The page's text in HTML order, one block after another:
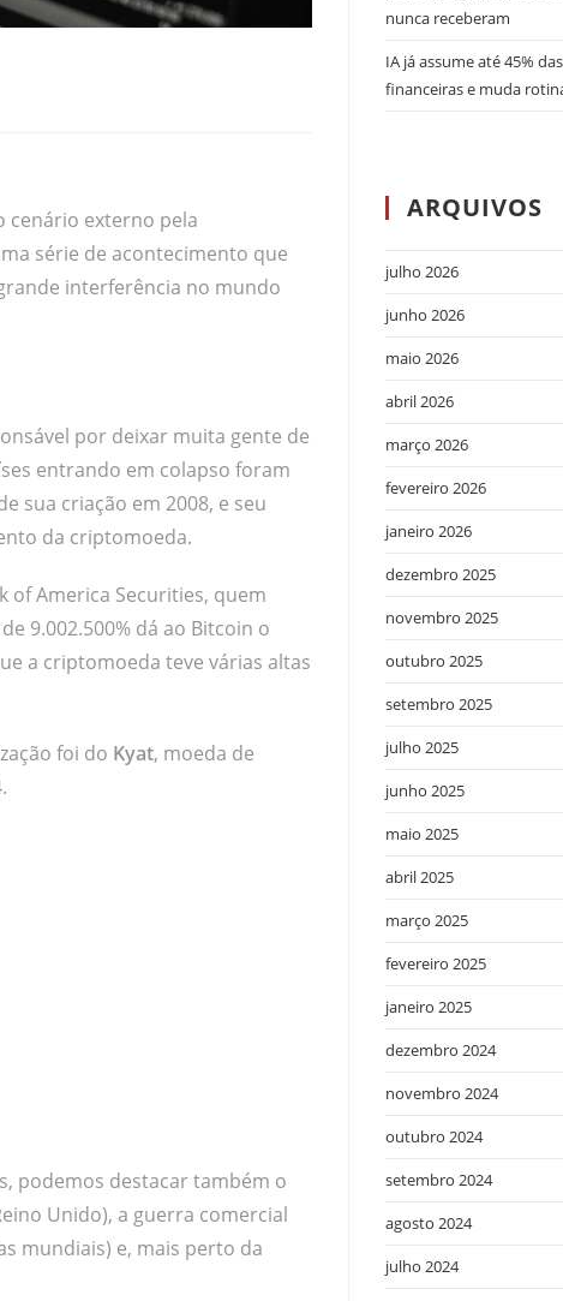
cenário externo pela
série de acontecimento que
interferência no mundo
por deixar muita gente de
entrando em colapso foram
sua criação em 2008, e seu
da criptomoeda.
America Securities, quem
9.002.500% dá ao Bitcoin o
a criptomoeda teve várias altas
foi do Kyat, moeda de
podemos destacar também o
Unido), a guerra comercial
mundiais) e, mais perto da
nunca receberam
IA já assume até 45%
financeiras e muda
ARQUIVOS
julho 2026
junho 2026
maio 2026
abril 2026
março 2026
fevereiro 2026
janeiro 2026
dezembro 2025
novembro 2025
outubro 2025
setembro 2025
julho 2025
junho 2025
maio 2025
abril 2025
março 2025
fevereiro 2025
janeiro 2025
dezembro 2024
novembro 2024
outubro 2024
setembro 2024
agosto 2024
julho 2024